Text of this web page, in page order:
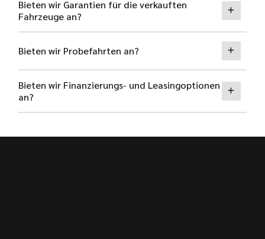
Bieten wir Garantien für die verkauften
Fahrzeuge an?
Bieten wir Probefahrten an?
Bieten wir Finanzierungs- und Leasingoptionen
an?